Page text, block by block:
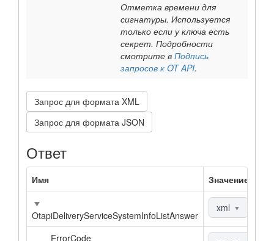
Отметка времени для
сигнатуры. Используется
только если у ключа есть
секрет. Подробности
смотрите в Подпись
запросов к OT API.
Запрос для формата XML
Запрос для формата JSON
Ответ
Имя Значение
OtapiDeliveryServiceSystemInfoListAnswer
xml ▼
ErrorCode